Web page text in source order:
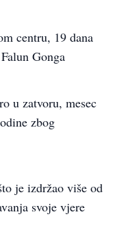
centru, 19 dana
Gonga
u zatvoru, mesec
zbog
je izdržao više od
svoje vjere